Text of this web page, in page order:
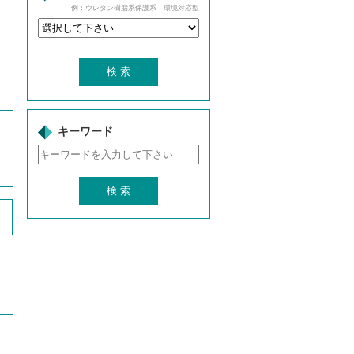
例：ウレタン樹脂系保護系：環境対応型
キーワード